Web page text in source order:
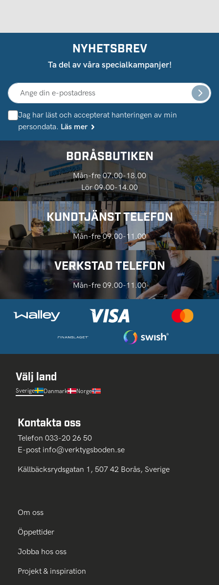
NYHETSBREV
Ta del av våra specialkampanjer!
Jag har läst och accepterat hanteringen av min
persondata. Läs mer
BORÅSBUTIKEN
Mån-fre 07.00-18.00
Lör 09.00-14.00
KUNDTJÄNST TELEFON
Mån-fre 09.00-11.00
VERKSTAD TELEFON
Mån-fre 09.00-11.00
Välj land
Sverige Danmark Norge
Kontakta oss
Telefon 033-20 26 50
E-post info@verktygsboden.se
Källbäcksrydsgatan 1, 507 42 Borås, Sverige
Om oss
Öppettider
Jobba hos oss
Projekt & inspiration